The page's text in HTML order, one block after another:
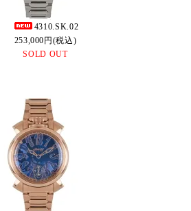
4310.SK.02
253,000円(税込)
SOLD OUT